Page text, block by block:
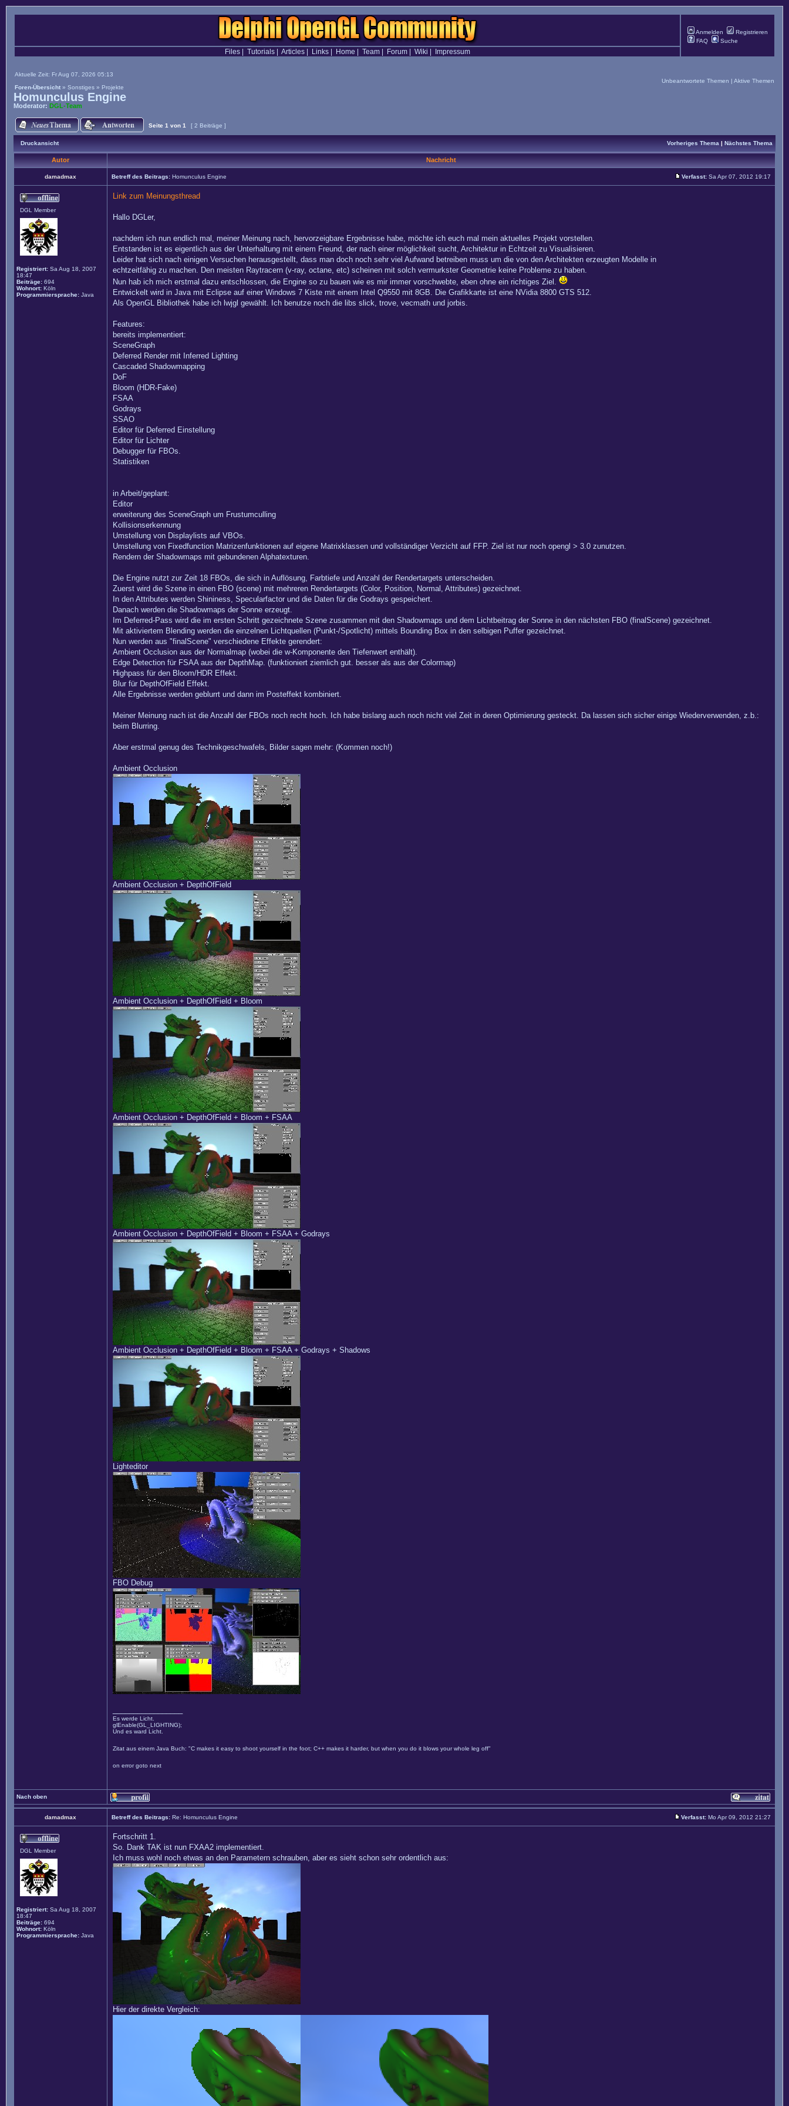
Anmelden
Registrieren
FAQ
Suche
Files| Tutorials| Articles| Links| Home Team| Forum| Wiki Impressum
Aktuelle Zeit: Fr Aug 07, 2026 05:13
Foren-Übersicht » Sonstiges » Projekte
Unbeantwortete Themen | Aktive Themen
Homunculus Engine
Moderator: DGL-Team
Seite 1 von 1 [ 2 Beiträge ]
Druckansicht Vorheriges Thema | Nächstes Thema
Autor Nachricht
damadmax Betreff des Beitrags: Homunculus Engine Verfasst: Sa Apr 07, 2012 19:17
DGL Member
Registriert: Sa Aug 18, 2007
18:47
Beiträge: 694
Wohnort: Köln
Programmiersprache: Java
Link zum Meinungsthread
Hallo DGLer,
nachdem ich nun endlich mal, meiner Meinung nach, hervorzeigbare Ergebnisse habe, möchte ich euch mal mein aktuelles Projekt vorstellen.
Entstanden ist es eigentlich aus der Unterhaltung mit einem Freund, der nach einer möglichkeit sucht, Architektur in Echtzeit zu Visualisieren.
Leider hat sich nach einigen Versuchen herausgestellt, dass man doch noch sehr viel Aufwand betreiben muss um die von den Architekten erzeugten Modelle in
echtzeitfähig zu machen. Den meisten Raytracern (v-ray, octane, etc) scheinen mit solch vermurkster Geometrie keine Probleme zu haben.
Nun hab ich mich erstmal dazu entschlossen, die Engine so zu bauen wie es mir immer vorschwebte, eben ohne ein richtiges Ziel.
Entwickelt wird in Java mit Eclipse auf einer Windows 7 Kiste mit einem Intel Q9550 mit 8GB. Die Grafikkarte ist eine NVidia 8800 GTS 512.
Als OpenGL Bibliothek habe ich lwjgl gewählt. Ich benutze noch die libs slick, trove, vecmath und jorbis.
Features:
bereits implementiert:
SceneGraph
Deferred Render mit Inferred Lighting
Cascaded Shadowmapping
DoF
Bloom (HDR-Fake)
FSAA
Godrays
SSAO
Editor für Deferred Einstellung
Editor für Lichter
Debugger für FBOs.
Statistiken
in Arbeit/geplant:
Editor
erweiterung des SceneGraph um Frustumculling
Kollisionserkennung
Umstellung von Displaylists auf VBOs.
Umstellung von Fixedfunction Matrizenfunktionen auf eigene Matrixklassen und vollständiger Verzicht auf FFP. Ziel ist nur noch opengl > 3.0 zunutzen.
Rendern der Shadowmaps mit gebundenen Alphatexturen.
Die Engine nutzt zur Zeit 18 FBOs, die sich in Auflösung, Farbtiefe und Anzahl der Rendertargets unterscheiden.
Zuerst wird die Szene in einen FBO (scene) mit mehreren Rendertargets (Color, Position, Normal, Attributes) gezeichnet.
In den Attributes werden Shininess, Specularfactor und die Daten für die Godrays gespeichert.
Danach werden die Shadowmaps der Sonne erzeugt.
Im Deferred-Pass wird die im ersten Schritt gezeichnete Szene zusammen mit den Shadowmaps und dem Lichtbeitrag der Sonne in den nächsten FBO (finalScene) gezeichnet.
Mit aktiviertem Blending werden die einzelnen Lichtquellen (Punkt-/Spotlicht) mittels Bounding Box in den selbigen Puffer gezeichnet.
Nun werden aus "finalScene" verschiedene Effekte gerendert:
Ambient Occlusion aus der Normalmap (wobei die w-Komponente den Tiefenwert enthält).
Edge Detection für FSAA aus der DepthMap. (funktioniert ziemlich gut. besser als aus der Colormap)
Highpass für den Bloom/HDR Effekt.
Blur für DepthOfField Effekt.
Alle Ergebnisse werden geblurrt und dann im Posteffekt kombiniert.
Meiner Meinung nach ist die Anzahl der FBOs noch recht hoch. Ich habe bislang auch noch nicht viel Zeit in deren Optimierung gesteckt. Da lassen sich sicher einige Wiederverwenden, z.b.:
beim Blurring.
Aber erstmal genug des Technikgeschwafels, Bilder sagen mehr: (Kommen noch!)
Ambient Occlusion
Ambient Occlusion + DepthOfField
Ambient Occlusion + DepthOfField + Bloom
Ambient Occlusion + DepthOfField + Bloom + FSAA
Ambient Occlusion + DepthOfField + Bloom + FSAA + Godrays
Ambient Occlusion + DepthOfField + Bloom + FSAA + Godrays + Shadows
Lighteditor
FBO Debug
Es werde Licht.
glEnable(GL_LIGHTING);
Und es ward Licht.
Zitat aus einem Java Buch: "C makes it easy to shoot yourself in the foot; C++ makes it harder, but when you do it blows your whole leg off"
on error goto next
Nach oben
damadmax Betreff des Beitrags: Re: Homunculus Engine Verfasst: Mo Apr 09, 2012 21:27
DGL Member
Registriert: Sa Aug 18, 2007
18:47
Beiträge: 694
Wohnort: Köln
Programmiersprache: Java
Fortschritt 1.
So. Dank TAK ist nun FXAA2 implementiert.
Ich muss wohl noch etwas an den Parametern schrauben, aber es sieht schon sehr ordentlich aus:
Hier der direkte Vergleich: